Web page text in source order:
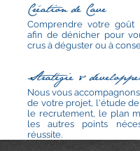
Création de Cave
Comprendre votre goût
afin de dénicher pour
crus à déguster ou à
Stratégie &
Nous vous
de votre projet, l'étude
le recrutement, le plan
les autres points
réussite.